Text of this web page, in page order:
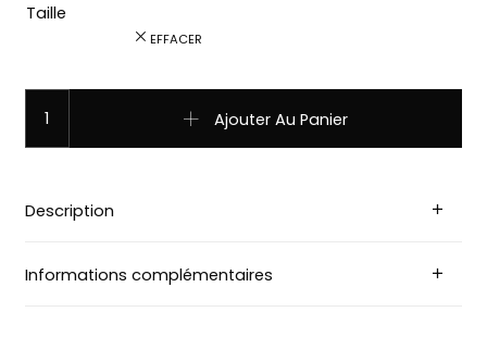
Taille
EFFACER
Ajouter Au Panier
Description
Informations complémentaires